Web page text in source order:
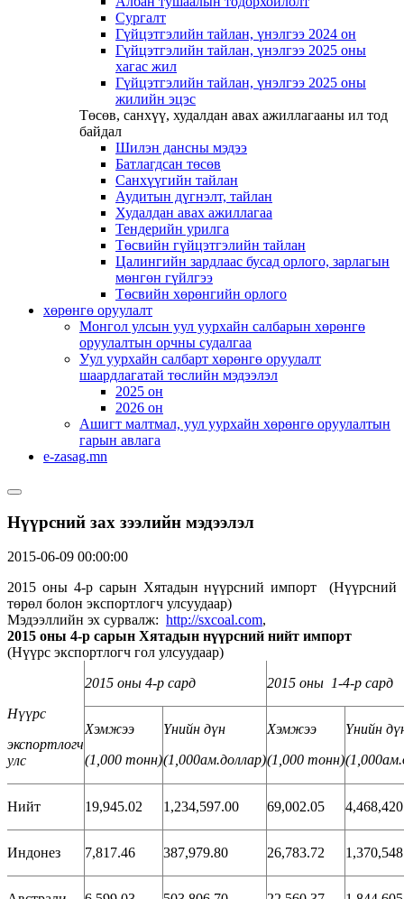
Сургалт
Гүйцэтгэлийн тайлан, үнэлгээ 2024 он
Гүйцэтгэлийн тайлан, үнэлгээ 2025 оны
хагас жил
Гүйцэтгэлийн тайлан, үнэлгээ 2025 оны
жилийн эцэс
Төсөв, санхүү, худалдан авах ажиллагааны ил тод
байдал
Шилэн дансны мэдээ
Батлагдсан төсөв
Санхүүгийн тайлан
Аудитын дүгнэлт, тайлан
Худалдан авах ажиллагаа
Тендерийн урилга
Төсвийн гүйцэтгэлийн тайлан
Цалингийн зардлаас бусад орлого, зарлагын
мөнгөн гүйлгээ
Төсвийн хөрөнгийн орлого
хөрөнгө оруулалт
Монгол улсын уул уурхайн салбарын хөрөнгө
оруулалтын орчны судалгаа
Уул уурхайн салбарт хөрөнгө оруулалт
шаардлагатай төслийн мэдээлэл
2025 он
2026 он
Ашигт малтмал, уул уурхайн хөрөнгө оруулалтын
гарын авлага
e-zasag.mn
Нүүрсний зах зээлийн мэдээлэл
2015-06-09 00:00:00
2015 оны 4-р сарын Хятадын нүүрсний импорт (Нүүрсний
төрөл болон экспортлогч улсуудаар)
Мэдээллийн эх сурвалж: http://sxcoal.com,
2015 оны 4-р сарын Хятадын нүүрсний нийт импорт
(Нүүрс экспортлогч гол улсуудаар)
Нүүрс
экспортлогч
улс
2015 оны 4-р сард 2015 оны 1-4-р сард
Хэмжээ
(1,000 тонн)
Үнийн дүн
(1,000ам.доллар)
Хэмжээ
(1,000 тонн)
Үнийн
(1,000ам
Нийт 19,945.02 1,234,597.00 69,002.05
Индонез 7,817.46 387,979.80 26,783.72